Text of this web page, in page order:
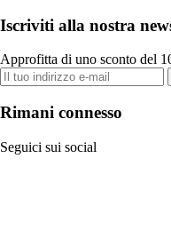
Iscriviti alla nostra
Approfitta di uno sconto del
Rimani connesso
Seguici sui social